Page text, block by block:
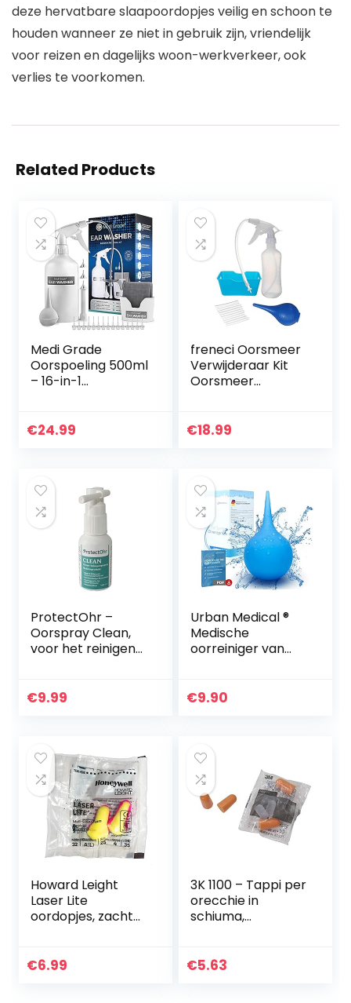
deze hervatbare slaapoordopjes veilig en schoon te
houden wanneer ze niet in gebruik zijn, vriendelijk
voor reizen en dagelijks woon-werkverkeer, ook
verlies te voorkomen.
Related Products
Medi Grade
Oorspoeling 500ml
– 16-in-1
Verwijderen van
€24.99
freneci Oorsmeer
Verwijderaar Kit
Oorsmeer
Reinigingssysteem
€18.99
ProtectOhr –
Oorspray Clean,
voor het reinigen
vorming van
€9.99
Urban Medical ®
Medische
oorreiniger van
aar voor
€9.90
Howard Leight
Laser Lite
oordopjes, zacht
€6.99
3K 1100 – Tappi per
orecchie in
schiuma,
€5.63